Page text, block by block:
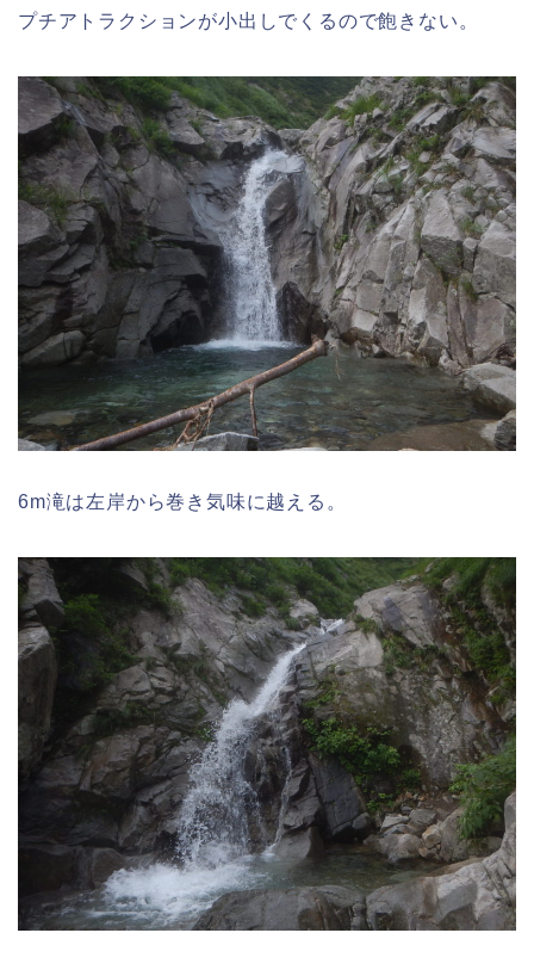
プチアトラクションが小出しでくるので飽きない。
6m滝は左岸から巻き気味に越える。